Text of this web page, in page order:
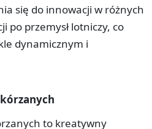
się do innowacji w różnych
po przemysł lotniczy, co
dynamicznym i
to kreatywny